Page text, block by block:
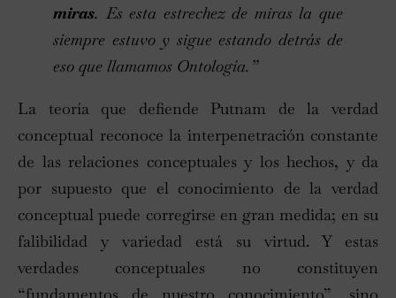
miras. Es esta estrechez de miras la que
siempre estuvo y sigue estando detrás de
eso que llamamos Ontología.”
La teoría que defiende Putnam de la verdad
conceptual reconoce la interpenetración constante
de las relaciones conceptuales y los hechos, y da
por supuesto que el conocimiento de la verdad
conceptual puede corregirse en gran medida; en su
falibilidad y variedad está su virtud. Y estas
verdades conceptuales no constituyen
“fundamentos de nuestro conocimiento”, sino